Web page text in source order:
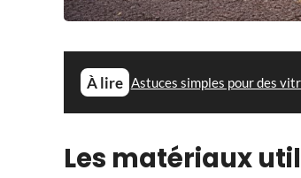
À lire Astuces simples pour des
Les matériaux